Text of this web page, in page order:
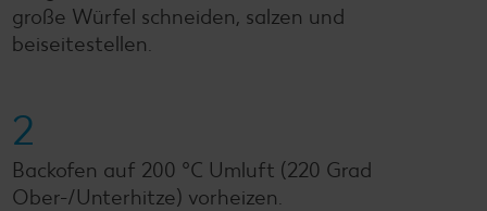
große Würfel schneiden, salzen und
beiseitestellen.
2
Backofen auf 200 °C Umluft (220 Grad
Ober-/Unterhitze) vorheizen.